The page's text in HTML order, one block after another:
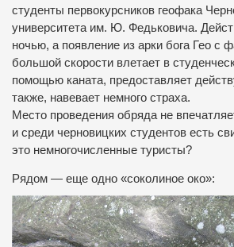
студенты первокурсников геофака
университета им. Ю. Федьковича.
ночью, а появление из арки бога Гео с
большой скорости влетает в
помощью каната, предоставляет
также, навевает немного страха.
Место проведения обряда не
и среди черновицких студентов есть
это немногочисленные туристы?
Рядом — еще одно «соколиное око»: